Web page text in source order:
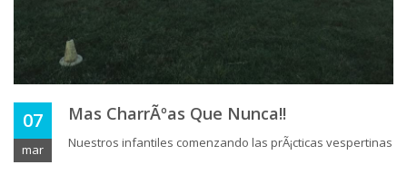
07
mar
Mas CharrÃºas Que Nunca!!
Nuestros infantiles comenzando las prÃ¡cticas vespertinas